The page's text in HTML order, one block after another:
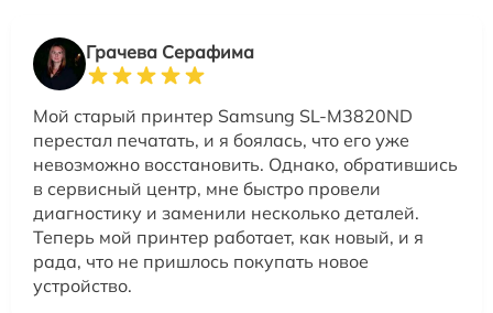
Грачева Серафима
Мой старый принтер Samsung SL-M3820ND
перестал печатать, и я боялась, что его уже
невозможно восстановить. Однако, обратившись
в сервисный центр, мне быстро провели
диагностику и заменили несколько деталей.
Теперь мой принтер работает, как новый, и я
рада, что не пришлось покупать новое
устройство.